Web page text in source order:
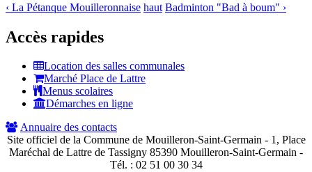
‹ La Pétanque Mouilleronnaise haut Badminton "Bad à boum" ›
Accès rapides
Location des salles communales
Marché Place de Lattre
Menus scolaires
Démarches en ligne
Annuaire des contacts
Site officiel de la Commune de Mouilleron-Saint-Germain - 1, Place
Maréchal de Lattre de Tassigny 85390 Mouilleron-Saint-Germain -
Tél. : 02 51 00 30 34